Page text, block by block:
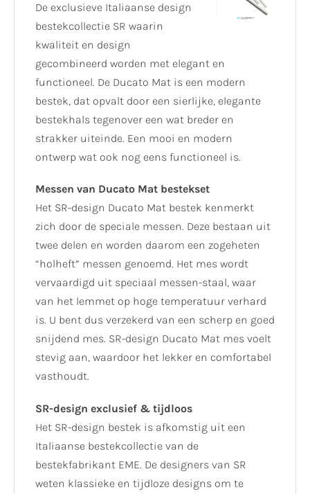
De exclusieve Italiaanse design
bestekcollectie SR waarin
kwaliteit en design
gecombineerd worden met elegant en
functioneel. De Ducato Mat is een modern
bestek, dat opvalt door een sierlijke, elegante
bestekhals tegenover een wat breder en
strakker uiteinde. Een mooi en modern
ontwerp wat ook nog eens functioneel is.
Messen van Ducato Mat bestekset
Het SR-design Ducato Mat bestek kenmerkt
zich door de speciale messen. Deze bestaan uit
twee delen en worden daarom een zogeheten
“holheft” messen genoemd. Het mes wordt
vervaardigd uit speciaal messen-staal, waar
van het lemmet op hoge temperatuur verhard
is. U bent dus verzekerd van een scherp en goed
snijdend mes. SR-design Ducato Mat mes voelt
stevig aan, waardoor het lekker en comfortabel
vasthoudt.
SR-design exclusief & tijdloos
Het SR-design bestek is afkomstig uit een
Italiaanse bestekcollectie van de
bestekfabrikant EME. De designers van SR
weten klassieke en tijdloze designs om te